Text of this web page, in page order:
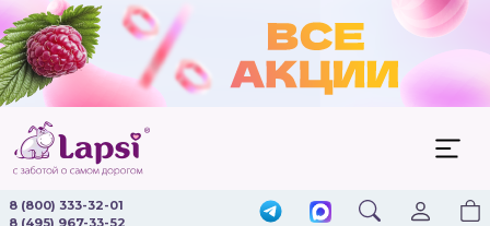
8 (800) 333-32-01
8 (495) 967-33-52